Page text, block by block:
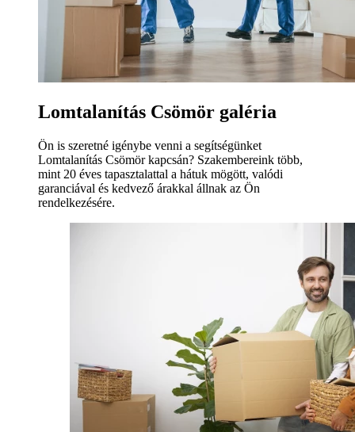
Lomtalanítás Csömör galéria
Ön is szeretné igénybe venni a segítségünket
Lomtalanítás Csömör kapcsán? Szakembereink több,
mint 20 éves tapasztalattal a hátuk mögött, valódi
garanciával és kedvező árakkal állnak az Ön
rendelkezésére.